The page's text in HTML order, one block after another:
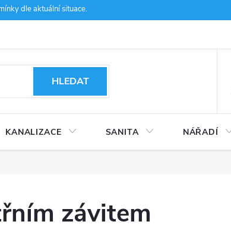
dle aktuální situace.
HLEDAT
KANALIZACE SANITA NÁŘADÍ
závitem